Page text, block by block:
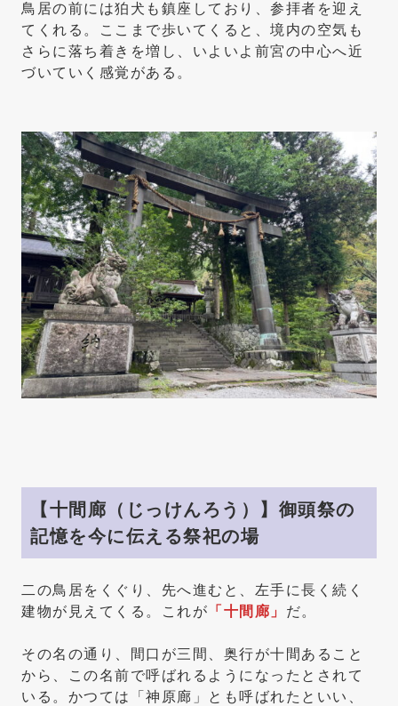
鳥居の前には狛犬も鎮座しており、参拝者を迎え
てくれる。ここまで歩いてくると、境内の空気も
さらに落ち着きを増し、いよいよ前宮の中心へ近
づいていく感覚がある。
【十間廊（じっけんろう）】御頭祭の
記憶を今に伝える祭祀の場
二の鳥居をくぐり、先へ進むと、左手に長く続く
建物が見えてくる。これが 「十間廊」 だ。
その名の通り、間口が三間、奥行が十間あること
から、この名前で呼ばれるようになったとされて
いる。かつては「神原廊」とも呼ばれたといい、